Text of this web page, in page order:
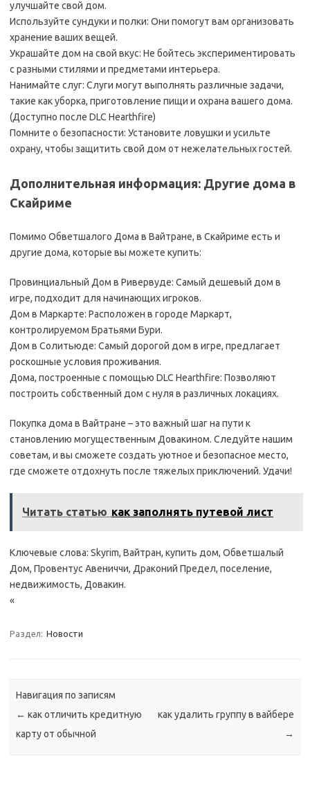
улучшайте свой дом.
Используйте сундуки и полки: Они помогут вам организовать
хранение ваших вещей.
Украшайте дом на свой вкус: Не бойтесь экспериментировать
с разными стилями и предметами интерьера.
Нанимайте слуг: Слуги могут выполнять различные задачи,
такие как уборка, приготовление пищи и охрана вашего дома.
(Доступно после DLC Hearthfire)
Помните о безопасности: Установите ловушки и усильте
охрану, чтобы защитить свой дом от нежелательных гостей.
Дополнительная информация: Другие дома в
Скайриме
Помимо Обветшалого Дома в Вайтранe, в Скайриме есть и
другие дома, которые вы можете купить:
Провинциальный Дом в Ривервуде: Самый дешевый дом в
игре, подходит для начинающих игроков.
Дом в Маркарте: Расположен в городе Маркарт,
контролируемом Братьями Бури.
Дом в Солитьюде: Самый дорогой дом в игре, предлагает
роскошные условия проживания.
Дома, построенные с помощью DLC Hearthfire: Позволяют
построить собственный дом с нуля в различных локациях.
Покупка дома в Вайтранe – это важный шаг на пути к
становлению могущественным Довакином. Следуйте нашим
советам, и вы сможете создать уютное и безопасное место,
где сможете отдохнуть после тяжелых приключений. Удачи!
Читать статью как заполнять путевой лист
Ключевые слова: Skyrim, Вайтран, купить дом, Обветшалый
Дом, Провентус Авениччи, Драконий Предел, поселение,
недвижимость, Довакин.
«
Раздел: Новости
Навигация по записям
← как отличить кредитную
карту от обычной
как удалить группу в вайбере
→